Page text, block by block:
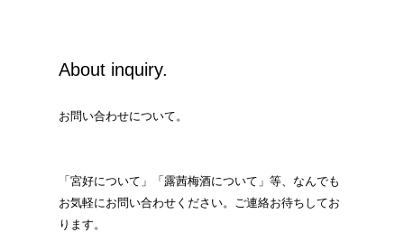
About inquiry.
お問い合わせについて。
「宮好について」「露茜梅酒について」等、なんでも
お気軽にお問い合わせください。ご連絡お待ちしてお
ります。